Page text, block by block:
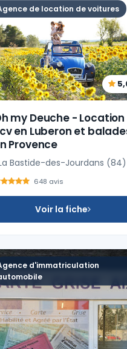
de location de voitures
my Deuche - Location
en Luberon et
Provence
Bastide-des-Jourdans (84)
648 avis
Voir la fiche
d'immatriculation